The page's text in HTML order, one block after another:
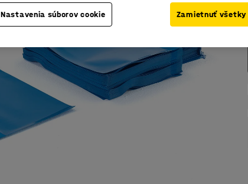
Nastavenia súborov cookie Zamietnuť všetky